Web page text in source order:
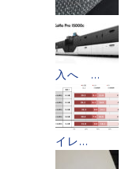
入へ ...
イレ...